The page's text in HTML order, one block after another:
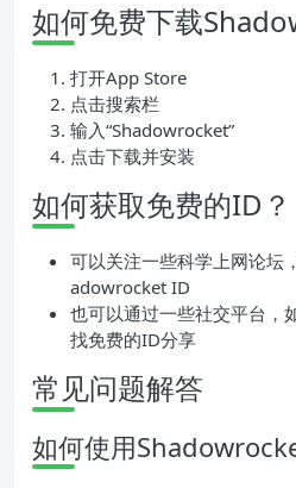
如何免费下载
打开App Store
点击搜索栏
输入“Shadowrocket”
点击下载并安装
如何获取免费的ID？
可以关注一些科学上网论坛
adowrocket ID
也可以通过一些社交平台，
找免费的ID分享
常见问题解答
如何使用